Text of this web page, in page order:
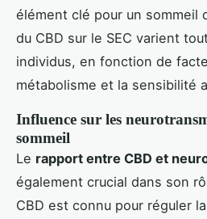
élément clé pour un sommeil
du CBD sur le SEC varient
individus, en fonction de
métabolisme et la sensibilité
Influence sur les
sommeil
Le rapport entre CBD et
également crucial dans son
CBD est connu pour réguler